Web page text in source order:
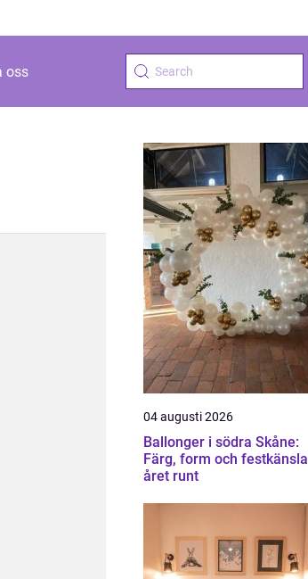
oss
04 augusti 2026
Ballonger i södra Skåne:
Färg, form och festkänsla
året runt